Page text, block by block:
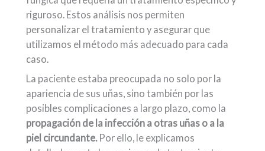
riguroso. Estos análisis nos permiten
personalizar el tratamiento y asegurar que
utilizamos el método más adecuado para cada
caso.
La paciente estaba preocupada no solo por la
apariencia de sus uñas, sino también por las
posibles complicaciones a largo plazo, como la
propagación de la infección a otras uñas o a la
piel circundante. Por ello, le explicamos